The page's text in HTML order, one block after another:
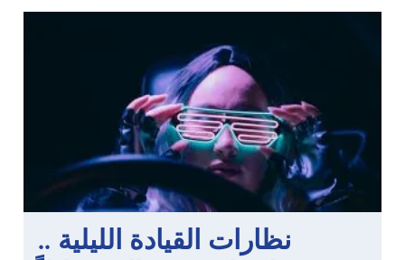
نظارات القيادة الليلية ..